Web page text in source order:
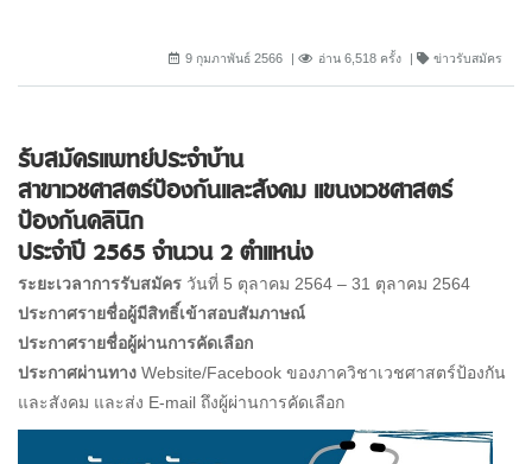
9 กุมภาพันธ์ 2566 อ่าน 6,518 ครั้ง ข่าวรับสมัคร
รับสมัครแพทย์ประจำบ้าน
สาขาเวชศาสตร์ป้องกันและสังคม แขนงเวชศาสตร์
ป้องกันคลินิก
ประจำปี 2565 จำนวน 2 ตำแหน่ง
ระยะเวลาการรับสมัคร วันที่ 5 ตุลาคม 2564 – 31 ตุลาคม 2564
ประกาศรายชื่อผู้มีสิทธิ์เข้าสอบสัมภาษณ์
ประกาศรายชื่อผู้ผ่านการคัดเลือก
ประกาศผ่านทาง Website/Facebook ของภาควิชาเวชศาสตร์ป้องกัน
และสังคม และส่ง E-mail ถึงผู้ผ่านการคัดเลือก